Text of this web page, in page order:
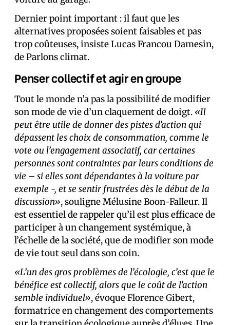
Dernier point important : il faut que les
alternatives proposées soient faisables et pas
trop coûteuses, insiste Lucas Francou Damesin,
de Parlons climat.
Penser collectif et agir en groupe
Tout le monde n’a pas la possibilité de modifier
son mode de vie d’un claquement de doigt. «Il
peut être utile de donner des pistes d’action qui
dépassent les choix de consommation, comme le
vote ou l’engagement associatif, car certaines
personnes sont contraintes par leurs conditions de
vie – si elles sont dépendantes à la voiture par
exemple -, et se sentir frustrées dès le début de la
discussion», souligne Mélusine Boon-Falleur. Il
est essentiel de rappeler qu’il est plus efficace de
participer à un changement systémique, à
l’échelle de la société, que de modifier son mode
de vie tout seul dans son coin.
«L’un des gros problèmes de l’écologie, c’est que le
bénéfice est collectif, alors que le coût de l’action
semble individuel», évoque Florence Gibert,
formatrice en changement des comportements